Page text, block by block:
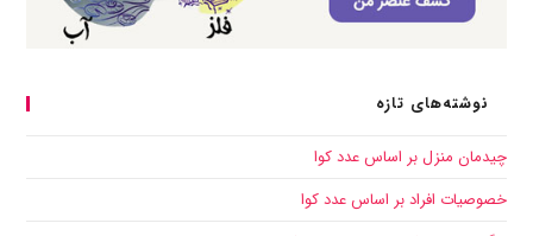
تازه
بر اساس عدد کوا
بر اساس عدد کوا